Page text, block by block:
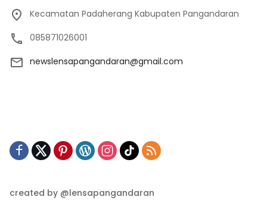
Kecamatan Padaherang Kabupaten Pangandaran
085871026001
newslensapangandaran@gmail.com
created by @lensapangandaran